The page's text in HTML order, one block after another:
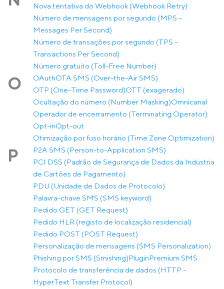
Nova tentativa do Webhook (Webhook Retry)
Número de mensagens por segundo (MPS –
Messages Per Second)
Número de transações por segundo (TPS –
Transactions Per Second)
Número gratuito (Toll-Free Number)
O OAuthOTA SMS (Over-the-Air SMS)
OTP (One-Time Password)OTT (exagerado)
Ocultação do número (Number Masking)Omnicanal
Operador de encerramento (Terminating Operator)
Opt-inOpt-out
Otimização por fuso horário (Time Zone Optimization)
P
P2A SMS (Person-to-Application SMS)
PCI DSS (Padrão de Segurança de Dados da Indústria
de Cartões de Pagamento)
PDU (Unidade de Dados de Protocolo)
Palavra-chave SMS (SMS keyword)
Pedido GET (GET Request)
Pedido HLR (registo de localização residencial)
Pedido POST (POST Request)
Personalização de mensagens (SMS Personalization)
Phishing por SMS (Smishing)PluginPremium SMS
Protocolo de transferência de dados (HTTP –
HyperText Transfer Protocol)